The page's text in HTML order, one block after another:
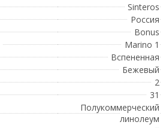
Sinteros
Россия
Bonus
Marino 1
Вспененная
Бежевый
2
31
Полукоммерческий
линолеум